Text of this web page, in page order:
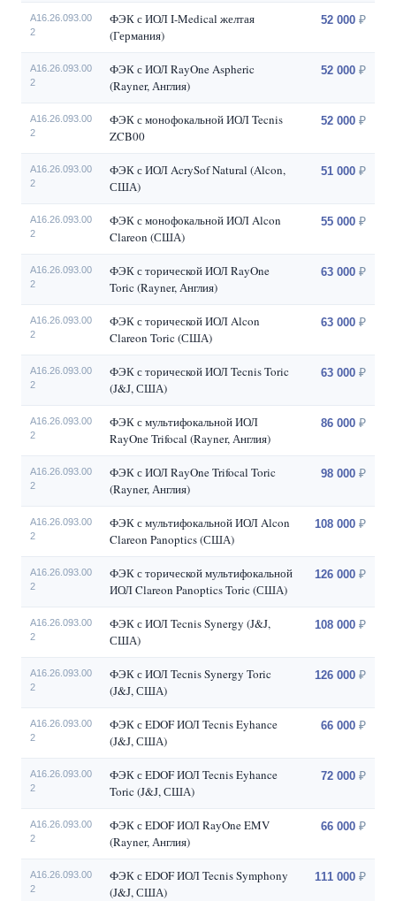
A16.26.093.00
2
ФЭК с ИОЛ I-Medical желтая
(Германия)
52 000
A16.26.093.00
2
ФЭК с ИОЛ RayOne Aspheric
(Rayner, Англия)
52 000
A16.26.093.00
2
ФЭК с монофокальной ИОЛ Tecnis
ZCB00
52 000
A16.26.093.00
2
ФЭК с ИОЛ AcrySof Natural (Alcon,
США)
51 000
A16.26.093.00
2
ФЭК с монофокальной ИОЛ Alcon
Clareon (США)
55 000
A16.26.093.00
2
ФЭК с торической ИОЛ RayOne
Toric (Rayner, Англия)
63 000
A16.26.093.00
2
ФЭК с торической ИОЛ Alcon
Clareon Toric (США)
63 000
A16.26.093.00
2
ФЭК с торической ИОЛ Tecnis Toric
(J&J, США)
63 000
A16.26.093.00
2
ФЭК с мультифокальной ИОЛ
RayOne Trifocal (Rayner, Англия)
86 000
A16.26.093.00
2
ФЭК с ИОЛ RayOne Trifocal Toric
(Rayner, Англия)
98 000
A16.26.093.00
2
ФЭК с мультифокальной ИОЛ Alcon
Clareon Panoptics (США)
108 000
A16.26.093.00
2
ФЭК с торической мультифокальной
ИОЛ Clareon Panoptics Toric (США)
126 000
A16.26.093.00
2
ФЭК с ИОЛ Tecnis Synergy (J&J,
США)
108 000
A16.26.093.00
2
ФЭК с ИОЛ Tecnis Synergy Toric
(J&J, США)
126 000
A16.26.093.00
2
ФЭК с EDOF ИОЛ Tecnis Eyhance
(J&J, США)
66 000
A16.26.093.00
2
ФЭК с EDOF ИОЛ Tecnis Eyhance
Toric (J&J, США)
72 000
A16.26.093.00
2
ФЭК с EDOF ИОЛ RayOne EMV
(Rayner, Англия)
66 000
A16.26.093.00
2
ФЭК с EDOF ИОЛ Tecnis Symphony
(J&J, США)
111 000